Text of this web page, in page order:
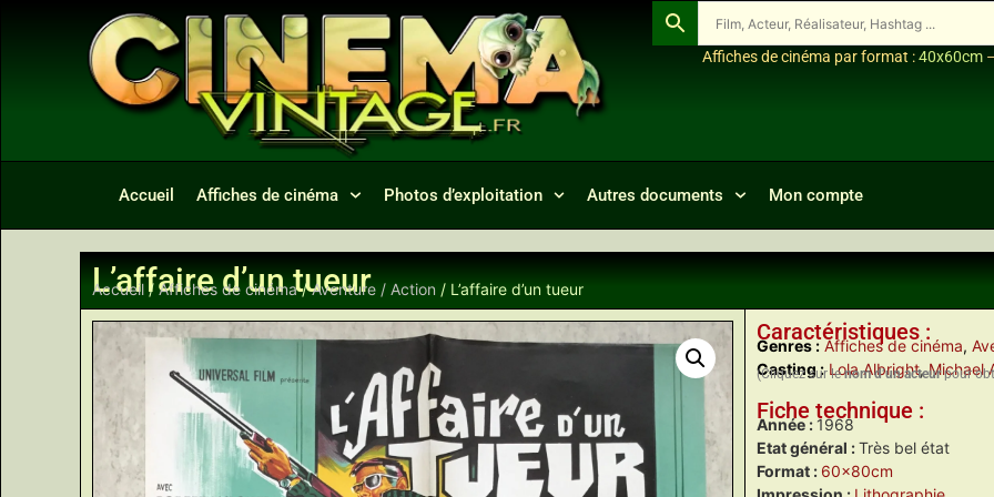
Affiches de cinéma par format :40x60cm
Accueil Affiches de cinéma Photos d’exploitation Autres documents Mon compte
L’affaire d’un tueur
Accueil / Affiches de cinéma/Aventure / Action / L’affaire d’un tueur
Caractéristiques :
Genres : Affiches de cinéma,
Casting : Lola Albright,Michael
(Cliquez sur lenom d’un acteurpour
Fiche technique :
Année : 1968
Etat général :Très bel état
Format : 60x80cm